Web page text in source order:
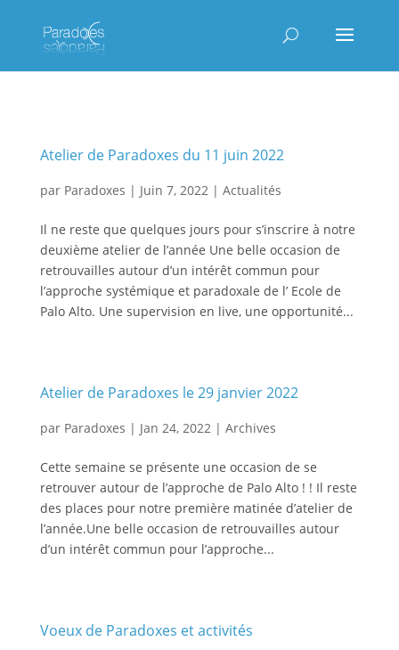
Atelier de Paradoxes du 11 juin 2022
par Paradoxes | Juin 7, 2022| Actualités
Il ne reste que quelques jours pour s’inscrire à notre
deuxième atelier de l’année Une belle occasion de
retrouvailles autour d’un intérêt commun pour
l’approche systémique et paradoxale de l’ Ecole de
Palo Alto. Une supervision en live, une opportunité...
Atelier de Paradoxes le 29 janvier 2022
par Paradoxes | Jan 24, 2022| Archives
Cette semaine se présente une occasion de se
retrouver autour de l’approche de Palo Alto ! ! Il reste
des places pour notre première matinée d’atelier de
l’année.Une belle occasion de retrouvailles autour
d’un intérêt commun pour l’approche...
Voeux de Paradoxes et activités